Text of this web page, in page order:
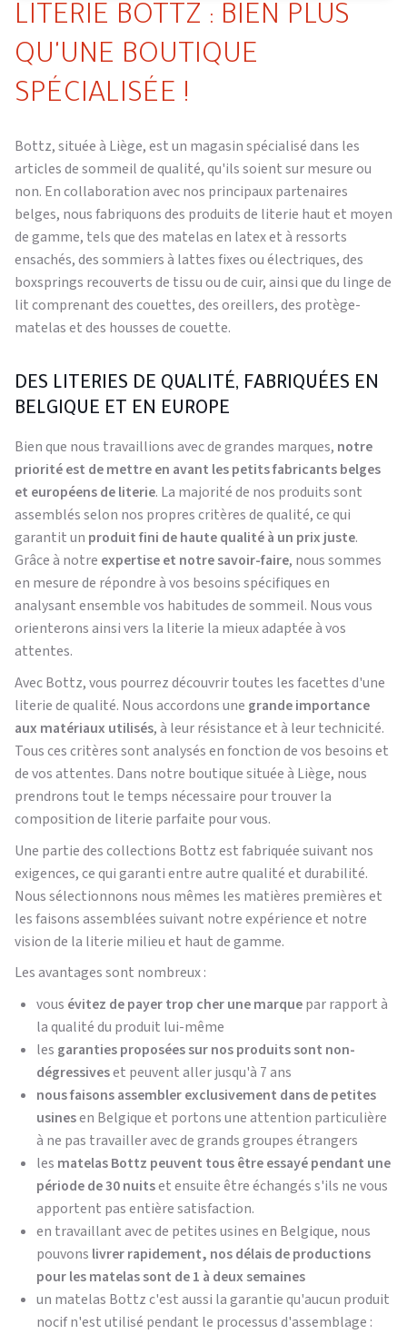
LITERIE BOTTZ : BIEN PLUS
QU'UNE BOUTIQUE
SPÉCIALISÉE !
Bottz, située à Liège, est un magasin spécialisé dans les
articles de sommeil de qualité, qu'ils soient sur mesure ou
non. En collaboration avec nos principaux partenaires
belges, nous fabriquons des produits de literie haut et moyen
de gamme, tels que des matelas en latex et à ressorts
ensachés, des sommiers à lattes fixes ou électriques, des
boxsprings recouverts de tissu ou de cuir, ainsi que du linge de
lit comprenant des couettes, des oreillers, des protège-
matelas et des housses de couette.
DES LITERIES DE QUALITÉ, FABRIQUÉES EN
BELGIQUE ET EN EUROPE
Bien que nous travaillions avec de grandes marques, notre
priorité est de mettre en avant les petits fabricants belges
et européens de literie. La majorité de nos produits sont
assemblés selon nos propres critères de qualité, ce qui
garantit un produit fini de haute qualité à un prix juste.
Grâce à notre expertise et notre savoir-faire, nous sommes
en mesure de répondre à vos besoins spécifiques en
analysant ensemble vos habitudes de sommeil. Nous vous
orienterons ainsi vers la literie la mieux adaptée à vos
attentes.
Avec Bottz, vous pourrez découvrir toutes les facettes d'une
literie de qualité. Nous accordons une grande importance
aux matériaux utilisés, à leur résistance et à leur technicité.
Tous ces critères sont analysés en fonction de vos besoins et
de vos attentes. Dans notre boutique située à Liège, nous
prendrons tout le temps nécessaire pour trouver la
composition de literie parfaite pour vous.
Une partie des collections Bottz est fabriquée suivant nos
exigences, ce qui garanti entre autre qualité et durabilité.
Nous sélectionnons nous mêmes les matières premières et
les faisons assemblées suivant notre expérience et notre
vision de la literie milieu et haut de gamme.
Les avantages sont nombreux :
vous évitez de payer trop cher une marquepar rapport à
la qualité du produit lui-même
les garanties proposées sur nos produits sont non-
dégressiveset peuvent aller jusqu'à 7 ans
nous faisons assembler exclusivement dans de petites
usinesen Belgique et portons une attention particulière
à ne pas travailler avec de grands groupes étrangers
les matelas Bottz peuvent tous être essayé pendant une
période de 30 nuitset ensuite être échangés s'ils ne vous
apportent pas entière satisfaction.
en travaillant avec de petites usines en Belgique, nous
pouvons livrer rapidement, nos délais de productions
pour les matelas sont de 1 à deux semaines
un matelas Bottz c'est aussi la garantie qu'aucun produit
nocif n'est utilisé pendant le processus d'assemblage :